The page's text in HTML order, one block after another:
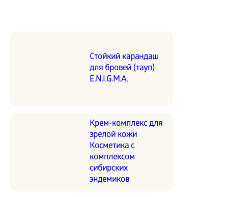
Стойкий карандаш
для бровей (тауп)
E.N.I.G.M.A.
Крем-комплекс для
зрелой кожи
Косметика с
комплексом
сибирских
эндемиков